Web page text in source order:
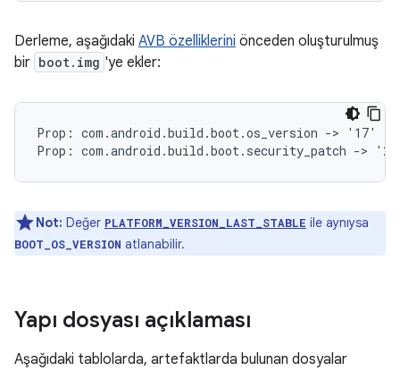
Derleme, aşağıdaki AVB özelliklerini önceden oluşturulmuş
bir boot.img 'ye ekler:
Prop: com.android.build.boot.os_version -> '17'
Not: Değer PLATFORM_VERSION_LAST_STABLE ile aynıysa
BOOT_OS_VERSION atlanabilir.
Yapı dosyası açıklaması
Aşağıdaki tablolarda, artefaktlarda bulunan dosyalar